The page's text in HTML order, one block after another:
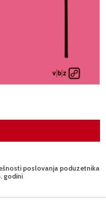
poslovanja poduzetnika
godini